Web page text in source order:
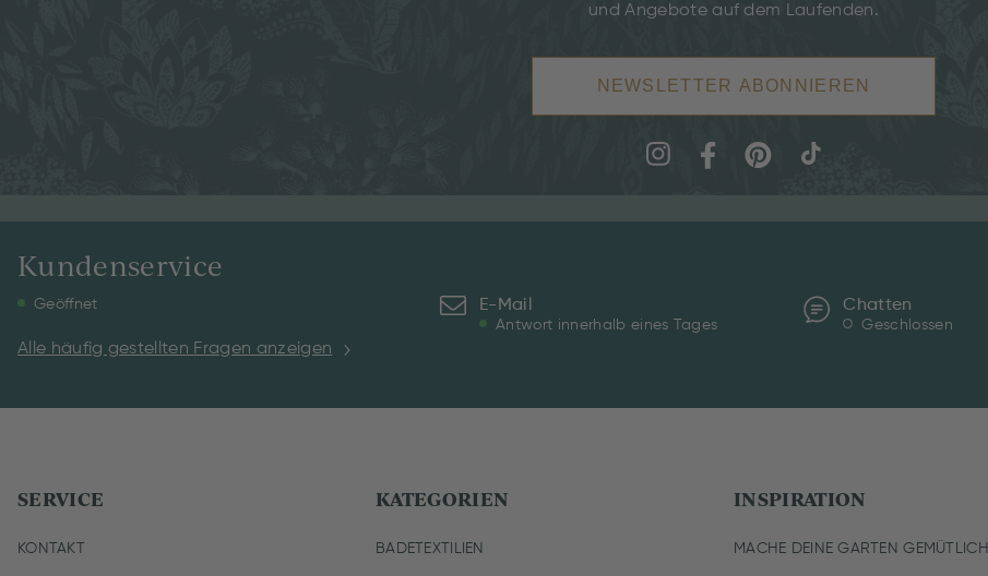
und Angebote auf dem Laufenden.
NEWSLETTER ABONNIEREN
Kundenservice
Geöffnet
Alle häufig gestellten Fragen anzeigen
E-Mail
Antwort innerhalb eines Tages
Chatten
Geschlossen
SERVICE
KONTAKT
KATEGORIEN
BADETEXTILIEN
INSPIRATION
MACHE DEINE GARTEN GEMÜTLICH